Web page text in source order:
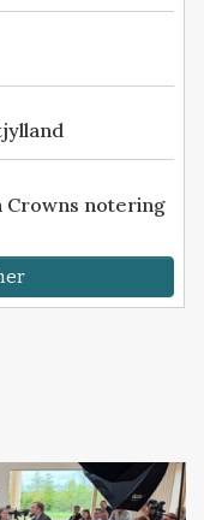
Crowns notering